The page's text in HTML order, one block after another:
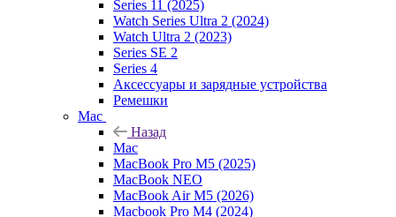
Series 11 (2025)
Watch Series Ultra 2 (2024)
Watch Ultra 2 (2023)
Series SE 2
Series 4
Аксессуары и зарядные устройства
Ремешки
Mac
Назад
Mac
MacBook Pro M5 (2025)
MacBook NEO
MacBook Air M5 (2026)
Macbook Pro M4 (2024)